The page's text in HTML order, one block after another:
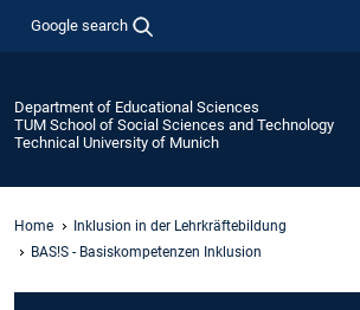
Google search
Department of Educational Sciences
TUM School of Social Sciences and Technology
Technical University of Munich
Home
Inklusion in der Lehrkräftebildung
BAS!S - Basiskompetenzen Inklusion